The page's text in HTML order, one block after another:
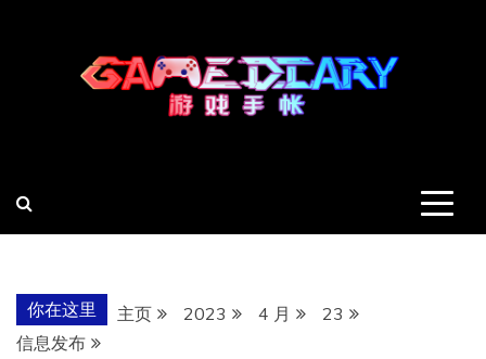
你在这里 主页 2023 4 月
23
信息发布